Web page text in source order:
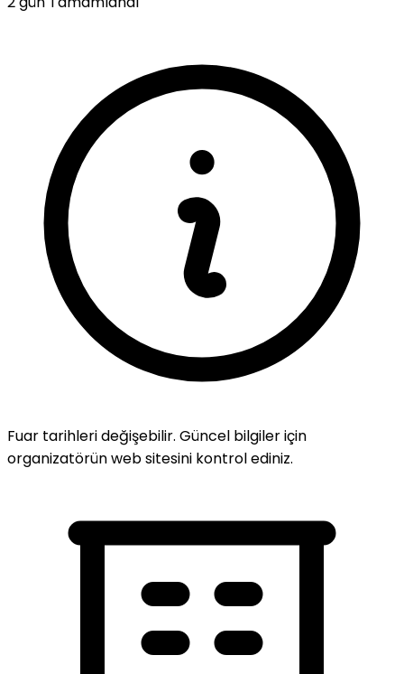
Fuar tarihleri değişebilir. Güncel bilgiler için
organizatörün web sitesini kontrol ediniz.